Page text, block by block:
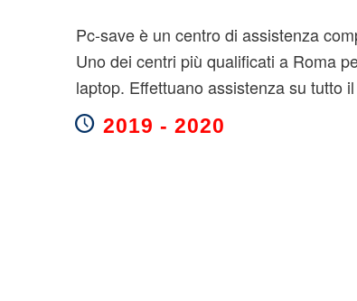
Pc-save è un centro di assistenza
Uno dei centri più qualificati a Roma
laptop. Effettuano assistenza su tutto
2019 - 2020